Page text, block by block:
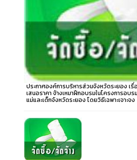
ประกาศองค์การบริหารส่วนจังหวัดระยอง เรื่
เสนอราคา จ้างเหมาฝึกอบรมในโครงการอบ
แม่และเด็กจังหวัดระยอง โดยวิธีเฉพาะเจาะจง